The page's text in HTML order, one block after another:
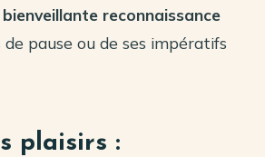
bienveillante reconnaissance
de pause ou de ses impératifs
plaisirs :